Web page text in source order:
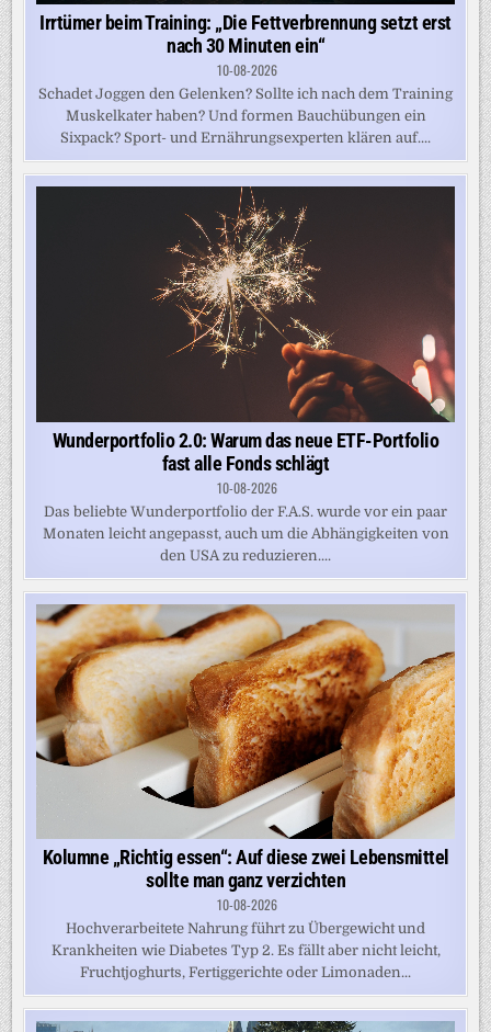
Irrtümer beim Training: „Die Fettverbrennung setzt erst
nach 30 Minuten ein“
10-08-2026
Schadet Joggen den Gelenken? Sollte ich nach dem Training
Muskelkater haben? Und formen Bauchübungen ein
Sixpack? Sport- und Ernährungsexperten klären auf....
Wunderportfolio 2.0: Warum das neue ETF-Portfolio
fast alle Fonds schlägt
10-08-2026
Das beliebte Wunderportfolio der F.A.S. wurde vor ein paar
Monaten leicht angepasst, auch um die Abhängigkeiten von
den USA zu reduzieren....
Kolumne „Richtig essen“: Auf diese zwei Lebensmittel
sollte man ganz verzichten
10-08-2026
Hochverarbeitete Nahrung führt zu Übergewicht und
Krankheiten wie Diabetes Typ 2. Es fällt aber nicht leicht,
Fruchtjoghurts, Fertiggerichte oder Limonaden...